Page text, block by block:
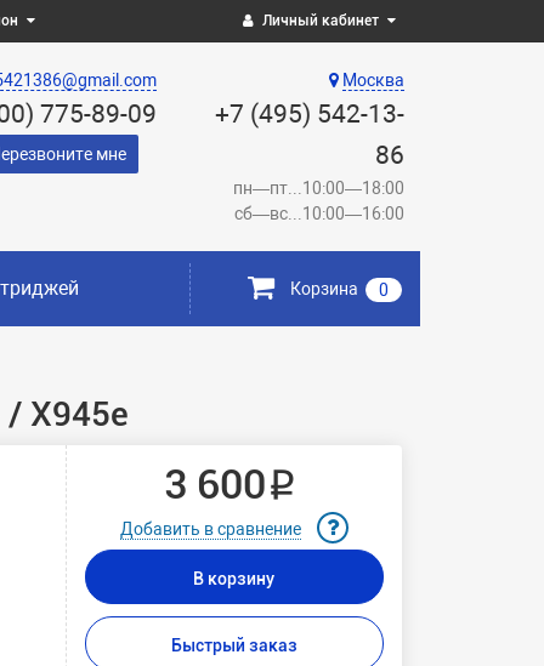
Личный кабинет
Москва
+7 (495) 542-13-
86
пн—пт...10:00—18:00
сб—вс...10:00—16:00
775-89-09
мне
Корзина 0
X945e
3 600 ₽
Добавить в сравнение
В корзину
Быстрый заказ